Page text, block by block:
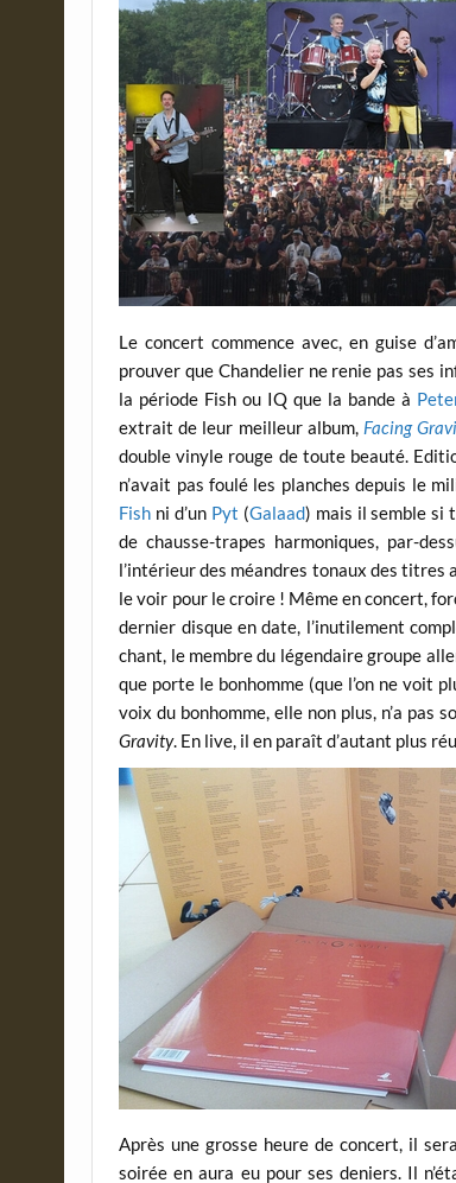
Le concert commence avec, en guise
prouver que Chandelier ne renie pas ses
la période Fish ou IQ que la bande à
extrait de leur meilleur album, Facing
double vinyle rouge de toute beauté.
n’avait pas foulé les planches depuis le
Fish ni d’un Pyt (Galaad) mais il semble si
de chausse-trapes harmoniques, par-
l’intérieur des méandres tonaux des titres
le voir pour le croire ! Même en concert,
dernier disque en date, l’inutilement
chant, le membre du légendaire groupe
que porte le bonhomme (que l’on ne voit
voix du bonhomme, elle non plus, n’a
Gravity. En live, il en paraît d’autant plus
Après une grosse heure de concert, il
soirée en aura eu pour ses deniers. Il